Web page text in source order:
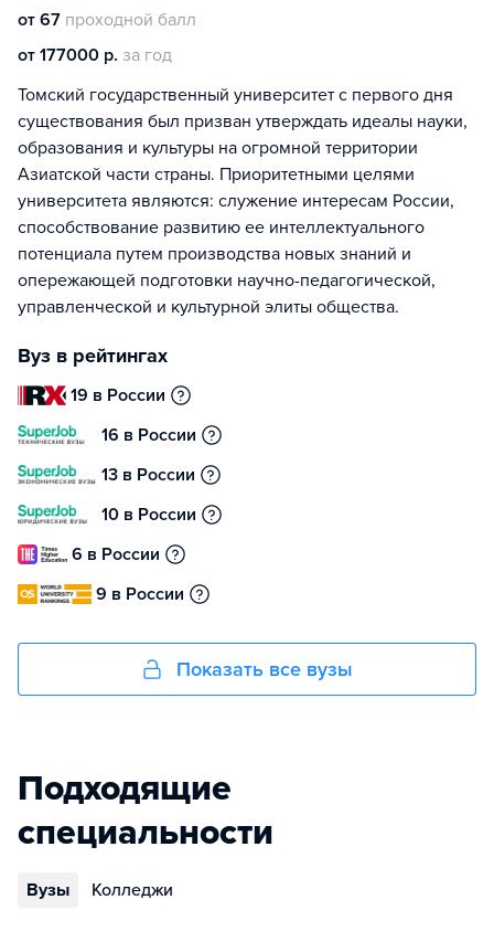
от 67 проходной балл
от 177000 р. за год
Томский государственный университет с первого дня
существования был призван утверждать идеалы науки,
образования и культуры на огромной территории
Азиатской части страны. Приоритетными целями
университета являются: служение интересам России,
способствование развитию ее интеллектуального
потенциала путем производства новых знаний и
опережающей подготовки научно-педагогической,
управленческой и культурной элиты общества.
Вуз в рейтингах
19 в России
16 в России
13 в России
10 в России
6 в России
9 в России
Показать все вузы
Подходящие
специальности
Вузы Колледжи